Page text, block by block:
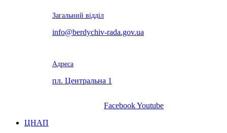
Загальний відділ
info@berdychiv-rada.gov.ua
Адреса
пл. Центральна 1
FacebookYoutube
ЦНАП